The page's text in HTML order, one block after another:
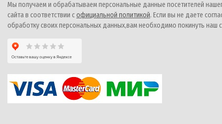
Мы получаем и обрабатываем персональные данные посетителей
сайта в соответствии софициальной политикой. Если вы не даете
обработку своих персональных данных,вам необходимо покинуть наш